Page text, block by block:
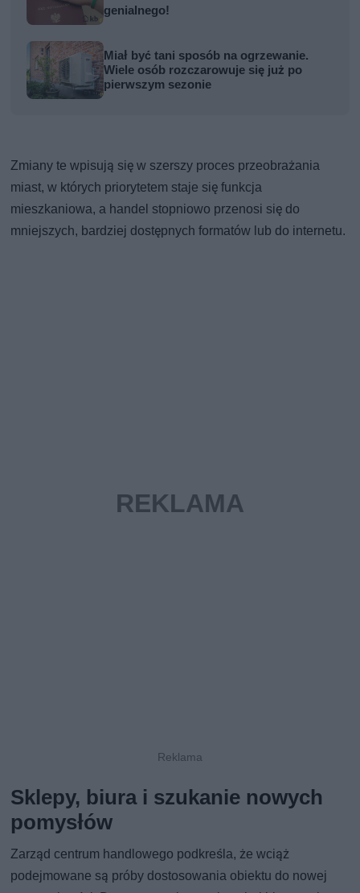
genialnego!
Miał być tani sposób na ogrzewanie.
Wiele osób rozczarowuje się już po
pierwszym sezonie
Zmiany te wpisują się w szerszy proces przeobrażania
miast, w których priorytetem staje się funkcja
mieszkaniowa, a handel stopniowo przenosi się do
mniejszych, bardziej dostępnych formatów lub do internetu.
Sklepy, biura i szukanie nowych
pomysłów
Zarząd centrum handlowego podkreśla, że wciąż
podejmowane są próby dostosowania obiektu do nowej